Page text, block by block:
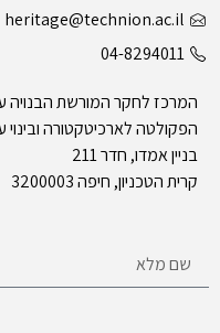
heritage@technion.ac.il
04-8294011
המרכז לחקר המורשת הבנויה
הפקולטה לארכיטקטורה ובינוי
בניין אמדו, חדר 211
קרית הטכניון, חיפה 3200003